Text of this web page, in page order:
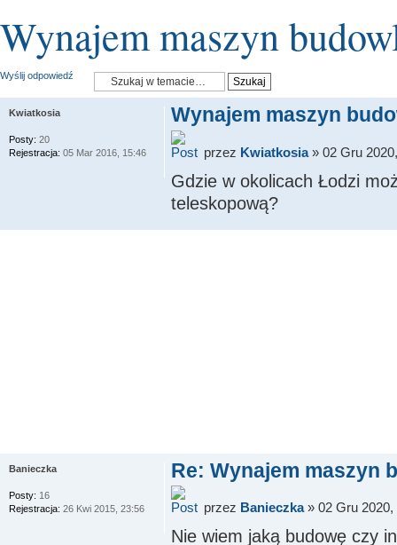
Wynajem maszyn
Wyślij odpowiedź
Wynajem maszyn
przez Kwiatkosia» 02 Gru
Gdzie w okolicach Łodzi
teleskopową?
Kwiatkosia
Posty: 20
Rejestracja: 05 Mar 2016, 15:46
Re: Wynajem maszyn
przez Banieczka» 02 Gru 2020,
Nie wiem jaką budowę czy
Banieczka
Posty: 16
Rejestracja: 26 Kwi 2015, 23:56